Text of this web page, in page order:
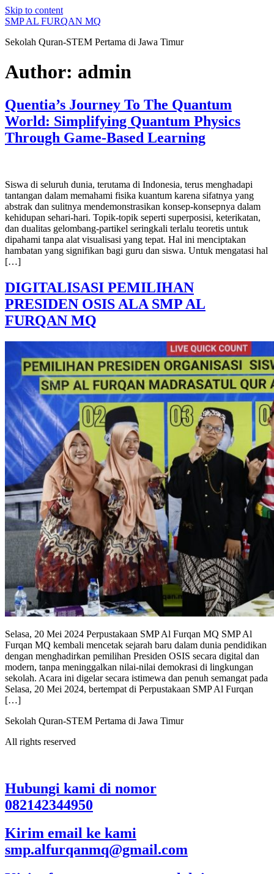
Skip to content
SMP AL FURQAN MQ
Sekolah Quran-STEM Pertama di Jawa Timur
Author: admin
Quentia’s Journey To The Quantum
World: Simplifying Quantum Physics
Through Game-Based Learning
Siswa di seluruh dunia, terutama di Indonesia, terus menghadapi
tantangan dalam memahami fisika kuantum karena sifatnya yang
abstrak dan sulitnya mendemonstrasikan konsep-konsepnya dalam
kehidupan sehari-hari. Topik-topik seperti superposisi, keterikatan,
dan dualitas gelombang-partikel seringkali terlalu teoretis untuk
dipahami tanpa alat visualisasi yang tepat. Hal ini menciptakan
hambatan yang signifikan bagi guru dan siswa. Untuk mengatasi hal
[…]
DIGITALISASI PEMILIHAN
PRESIDEN OSIS ALA SMP AL
FURQAN MQ
Selasa, 20 Mei 2024 Perpustakaan SMP Al Furqan MQ SMP Al
Furqan MQ kembali mencetak sejarah baru dalam dunia pendidikan
dengan menghadirkan pemilihan Presiden OSIS secara digital dan
modern, tanpa meninggalkan nilai-nilai demokrasi di lingkungan
sekolah. Acara ini digelar secara istimewa dan penuh semangat pada
Selasa, 20 Mei 2024, bertempat di Perpustakaan SMP Al Furqan
[…]
Sekolah Quran-STEM Pertama di Jawa Timur
All rights reserved
Hubungi kami di nomor
082142344950
Kirim email ke kami
smp.alfurqanmq@gmail.com